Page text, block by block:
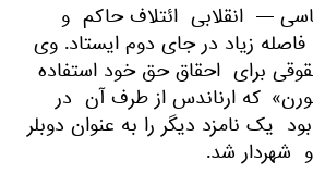
— انقلابی ائتلاف حاکم و
زیاد در جای دوم ایستاد. وی
برای احقاق حق خود استفاده
که ارناندس از طرف آن در
یک نامزد دیگر را به عنوان دوبلر
شهردار شد.